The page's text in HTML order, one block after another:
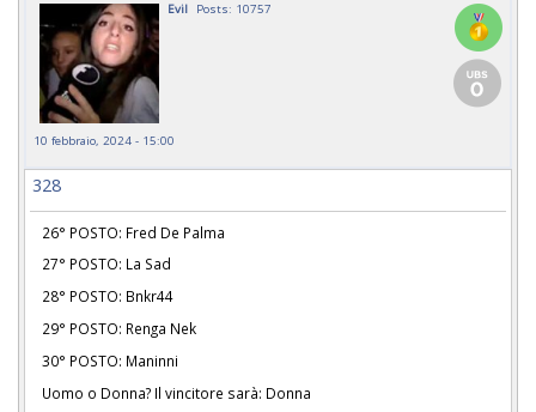
Evil Posts: 10757
10 febbraio, 2024 - 15:00
328
26° POSTO: Fred De Palma
27° POSTO: La Sad
28° POSTO: Bnkr44
29° POSTO: Renga Nek
30° POSTO: Maninni
Uomo o Donna? Il vincitore sarà: Donna